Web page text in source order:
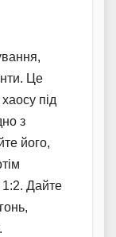
Це
під
з
його,
1:2. Дайте